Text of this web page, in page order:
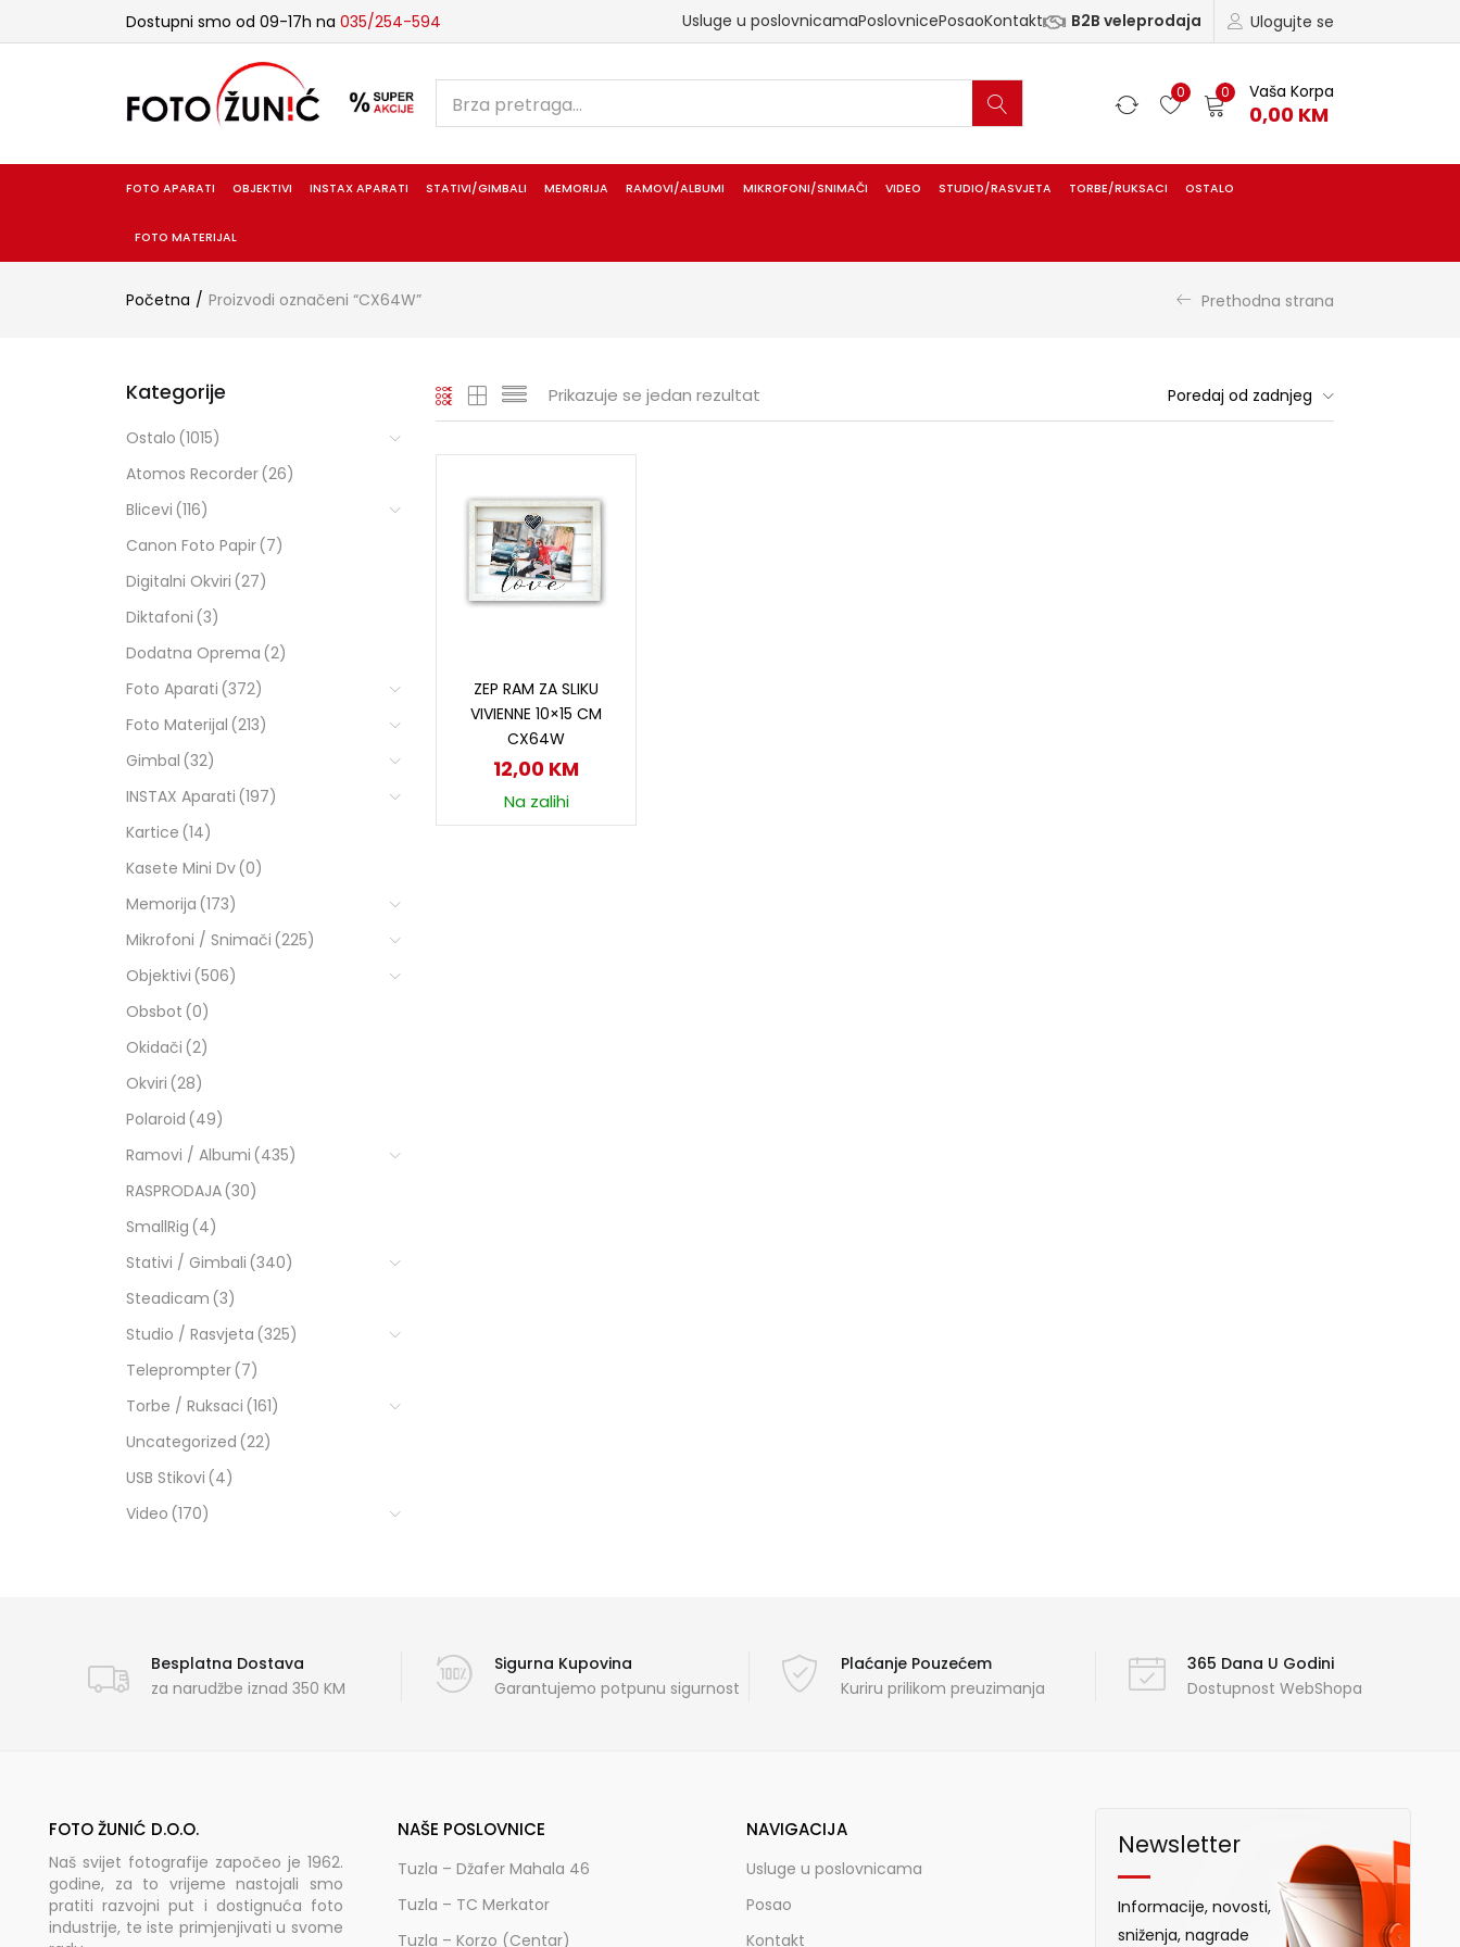
Dostupni smo od 09-17h na 035/254-594 Ulogujte se
Usluge u poslovnicamaPoslovnicePosaoKontakt B2B veleprodaja
0 0 Vaša Korpa
0,00 KM
FOTO APARATI OBJEKTIVI INSTAX APARATI STATIVI/GIMBALI MEMORIJA RAMOVI/ALBUMI MIKROFONI/SNIMAČI VIDEO STUDIO/RASVJETA TORBE/RUKSACI OSTALO
FOTO MATERIJAL
Početna Proizvodi označeni “CX64W” Prethodna strana
Prikazuje se jedan rezultat Poredaj od zadnjeg
ZEP RAM ZA SLIKU
VIVIENNE 10×15 CM
CX64W
12,00 KM
Na zalihi
Kategorije
Ostalo (1015)
Atomos Recorder(26)
Blicevi (116)
Canon Foto Papir(7)
Digitalni Okviri (27)
Diktafoni (3)
Dodatna Oprema (2)
Foto Aparati (372)
Foto Materijal (213)
Gimbal (32)
INSTAX Aparati (197)
Kartice (14)
Kasete Mini Dv(0)
Memorija (173)
Mikrofoni / Snimači (225)
Objektivi (506)
Obsbot (0)
Okidači (2)
Okviri (28)
Polaroid (49)
Ramovi / Albumi (435)
RASPRODAJA(30)
SmallRig (4)
Stativi / Gimbali (340)
Steadicam (3)
Studio / Rasvjeta (325)
Teleprompter(7)
Torbe / Ruksaci (161)
Uncategorized (22)
USB Stikovi (4)
Video (170)
Besplatna Dostava
za narudžbe iznad 350 KM
Sigurna Kupovina
Garantujemo potpunu sigurnost
Plaćanje Pouzećem
Kuriru prilikom preuzimanja
365 Dana U Godini
Dostupnost WebShopa
FOTO ŽUNIĆ D.O.O.
Naš svijet fotografije započeo je 1962.
godine, za to vrijeme nastojali smo
pratiti razvojni put i dostignuća foto
industrije, te iste primjenjivati u svome
NAŠE POSLOVNICE
Tuzla – Džafer Mahala 46
Tuzla – TC Merkator
Tuzla – Korzo (Centar)
NAVIGACIJA
Usluge u poslovnicama
Posao
Kontakt
Newsletter
Informacije, novosti,
sniženja, nagrade